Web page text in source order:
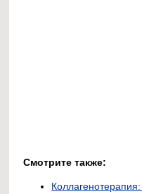
Смотрите также: